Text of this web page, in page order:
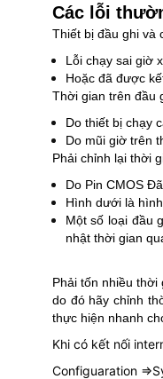
Các lỗi
Thiết bị đầu ghi và
Lỗi chạy sai giờ
Hoặc đã được
Thời gian trên đầu
Do thiết bị chạy
Do mũi giờ trên
Phải chỉnh lại thời
Do Pin CMOS
Hình dưới là
Một số loại đầu
nhật thời gian
Phải tốn nhiều
do đó hãy chỉnh
thực hiện nhanh
Khi có kết nối
Configuaration